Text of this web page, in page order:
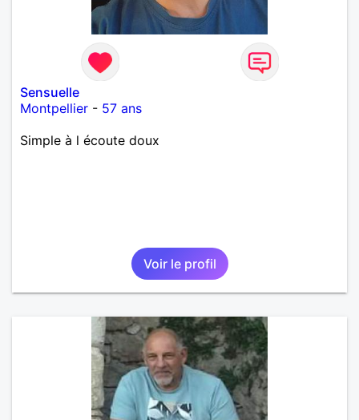
Sensuelle
Montpellier - 57 ans
Simple à l écoute doux
Voir le profil